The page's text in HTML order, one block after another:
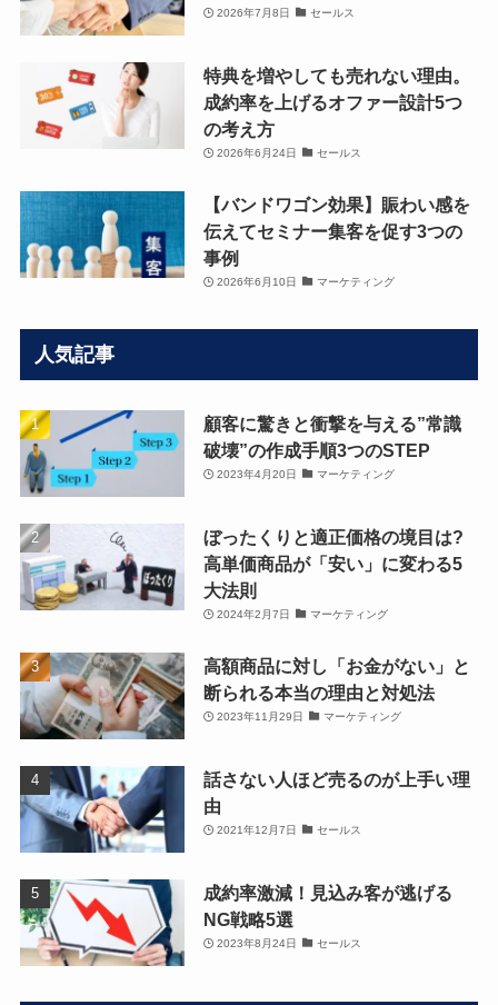
2026年7月8日 セールス
特典を増やしても売れない理由。
成約率を上げるオファー設計5つ
の考え方
2026年6月24日 セールス
【バンドワゴン効果】賑わい感を
伝えてセミナー集客を促す3つの
事例
2026年6月10日 マーケティング
人気記事
顧客に驚きと衝撃を与える”常識
破壊”の作成手順3つのSTEP
2023年4月20日 マーケティング
ぼったくりと適正価格の境目は?
高単価商品が「安い」に変わる5
大法則
2024年2月7日 マーケティング
高額商品に対し「お金がない」と
断られる本当の理由と対処法
2023年11月29日 マーケティング
話さない人ほど売るのが上手い理
由
2021年12月7日 セールス
成約率激減！見込み客が逃げる
NG戦略5選
2023年8月24日 セールス